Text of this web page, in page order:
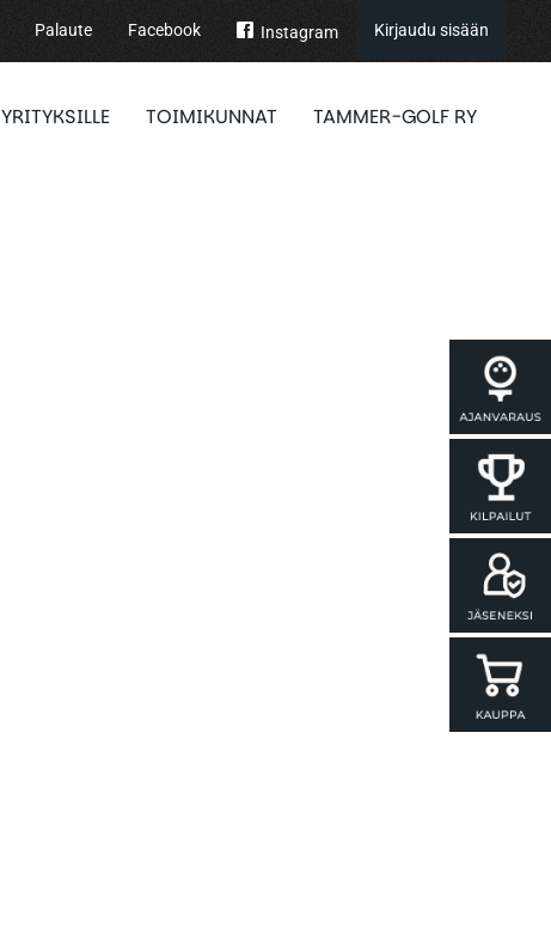
Palaute Facebook Instagram Kirjaudu sisään
YRITYKSILLE TOIMIKUNNAT TAMMER-GOLF RY